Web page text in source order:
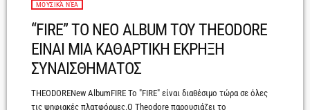
ΜΟΥΣΙΚΆ ΝΈΑ
“FIRE” ΤΟ ΝΕΟ ALBUM ΤΟΥ THEODORE
ΕΙΝΑΙ ΜΙΑ ΚΑΘΑΡΤΙΚΗ ΕΚΡΗΞΗ
ΣΥΝΑΙΣΘΗΜΑΤΟΣ
THEODORENew AlbumFIRE Το "FIRE" είναι διαθέσιμο τώρα σε όλες
τις ψηφιακές πλατφόρμες.Ο Theodore παρουσιάζει το